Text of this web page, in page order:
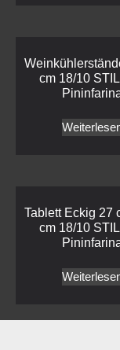
cm 18/10
Tablett Eckig 27
cm 18/10